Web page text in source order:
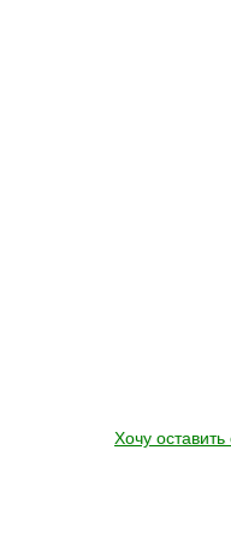
Хочу оставить